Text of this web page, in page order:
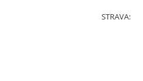
STRAVA: